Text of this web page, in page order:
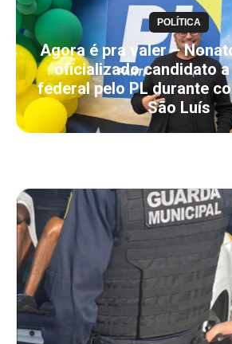
POLÍTICA
Agora é pra valer –
oficializado candidato
federal pelo PL durante
São Luís